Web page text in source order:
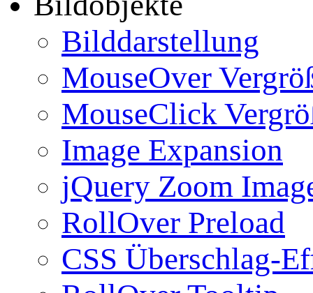
Bilddarstellung
MouseOver
MouseClick
Image Expansion
jQuery Zoom
RollOver Preload
CSS Überschlag-